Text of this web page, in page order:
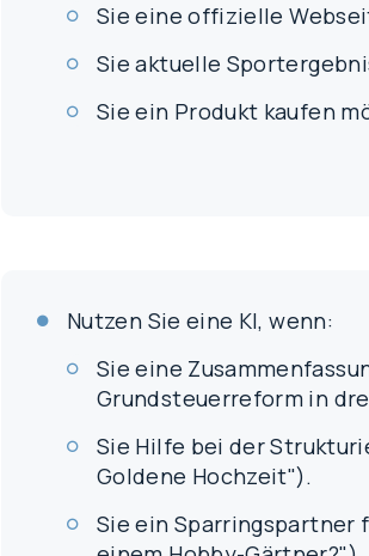
Sie eine offizielle
Sie aktuelle
Sie ein Produkt kaufen
Nutzen Sie eine KI, wenn:
Sie eine
Grundsteuerreform in
Sie Hilfe bei der
Goldene Hochzeit").
Sie ein Sparringspartner